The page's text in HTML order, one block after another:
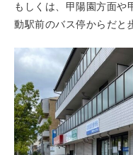
もしくは、甲陽園方面や
動駅前のバス停からだと